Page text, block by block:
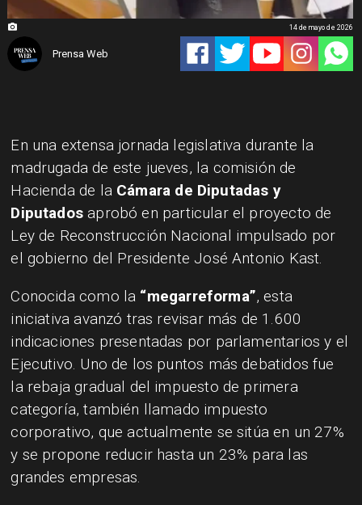
Prensa Web
14 de mayo de 2026
En una extensa jornada legislativa durante la
madrugada de este jueves, la comisión de
Hacienda de la Cámara de Diputadas y
Diputados aprobó en particular el proyecto de
Ley de Reconstrucción Nacional impulsado por
el gobierno del Presidente José Antonio Kast.
Conocida como la “megarreforma”, esta
iniciativa avanzó tras revisar más de 1.600
indicaciones presentadas por parlamentarios y el
Ejecutivo. Uno de los puntos más debatidos fue
la rebaja gradual del impuesto de primera
categoría, también llamado impuesto
corporativo, que actualmente se sitúa en un 27%
y se propone reducir hasta un 23% para las
grandes empresas.